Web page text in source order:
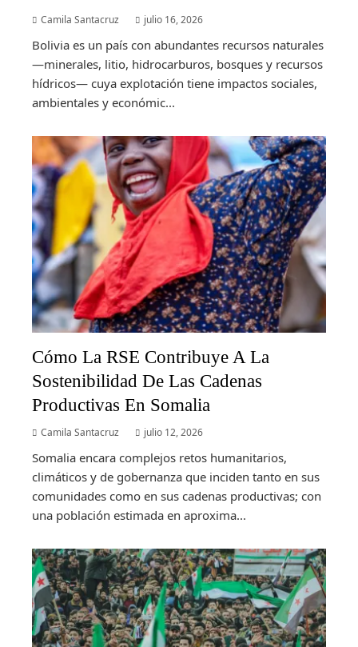
Camila Santacruz julio 16, 2026
Bolivia es un país con abundantes recursos naturales
—minerales, litio, hidrocarburos, bosques y recursos
hídricos— cuya explotación tiene impactos sociales,
ambientales y económic...
Cómo La RSE Contribuye A La
Sostenibilidad De Las Cadenas
Productivas En Somalia
Camila Santacruz julio 12, 2026
Somalia encara complejos retos humanitarios,
climáticos y de gobernanza que inciden tanto en sus
comunidades como en sus cadenas productivas; con
una población estimada en aproxima...